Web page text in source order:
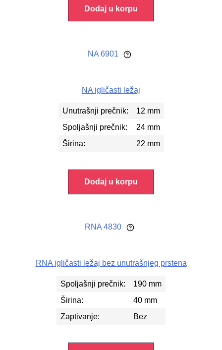
Dodaj u korpu
NA 6901
NA igličasti ležaj
Unutrašnji prečnik:
12 mm
Spoljašnji prečnik:
24 mm
Širina:
22 mm
Dodaj u korpu
RNA 4830
RNA igličasti ležaj bez unutrašnjeg prstena
Spoljašnji prečnik:
190 mm
Širina:
40 mm
Zaptivanje:
Bez